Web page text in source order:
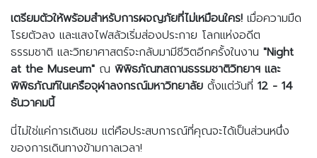
เตรียมตัวให้พร้อมสำหรับการผจญภัยที่ไม่เหมือนใคร! เมื่อความมืด
โรยตัวลง และแสงไฟสลัวเริ่มส่องประกาย โลกแห่งอดีต
ธรรมชาติ และวิทยาศาสตร์จะกลับมามีชีวิตอีกครั้งในงาน "Night
at the Museum" ณ พิพิธภัณฑสถานธรรมชาติวิทยาฯ และ
พิพิธภัณฑ์ในเครือจุฬาลงกรณ์มหาวิทยาลัย ตั้งแต่วันที่ 12 - 14
ธันวาคมนี้
นี่ไม่ใช่แค่การเดินชม แต่คือประสบการณ์ที่คุณจะได้เป็นส่วนหนึ่ง
ของการเดินทางข้ามกาลเวลา!